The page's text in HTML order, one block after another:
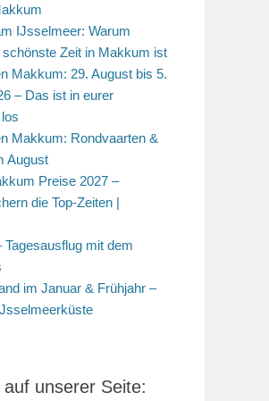
IJsselmeer: Warum
schönste Zeit in Makkum ist
Makkum: 29. August bis 5.
– Das ist in eurer
Makkum: Rondvaarten &
August
Preise 2027 –
die Top-Zeiten |
Tagesausflug mit dem
im Januar & Frühjahr –
unserer Seite: